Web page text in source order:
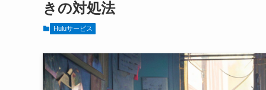
きの対処法
Huluサービス